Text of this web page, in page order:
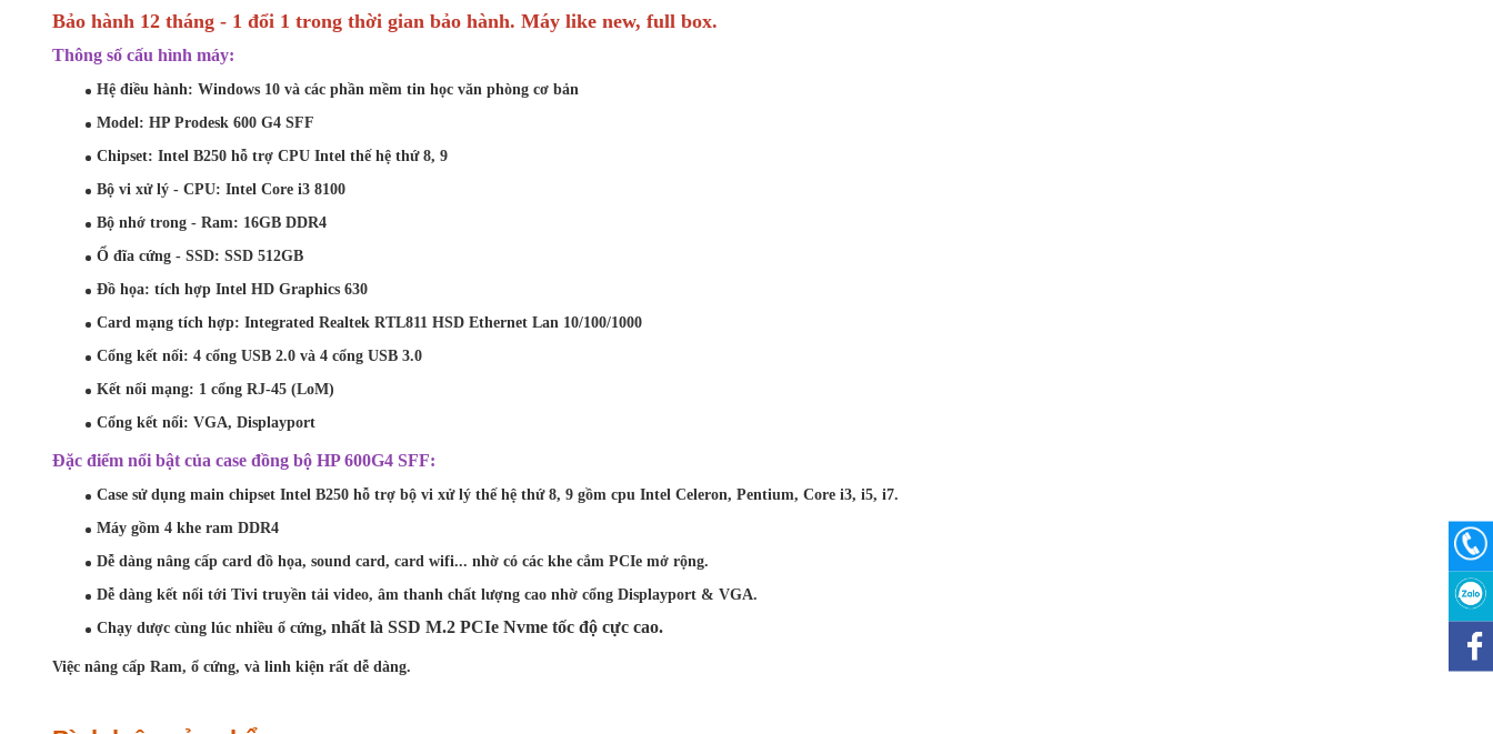
Bảo hành 12 tháng - 1 đổi 1 trong thời gian bảo hành. Máy like new, full box.
Thông số cấu hình máy:
Hệ điều hành: Windows 10 và các phần mềm tin học văn phòng cơ bản
Model: HP Prodesk 600 G4 SFF
Chipset: Intel B250 hỗ trợ CPU Intel thế hệ thứ 8, 9
Bộ vi xử lý - CPU: Intel Core i3 8100
Bộ nhớ trong - Ram: 16GB DDR4
Ổ đĩa cứng - SSD: SSD 512GB
Đồ họa: tích hợp Intel HD Graphics 630
Card mạng tích hợp: Integrated Realtek RTL811 HSD Ethernet Lan 10/100/1000
Cổng kết nối: 4 cổng USB 2.0 và 4 cổng USB 3.0
Kết nối mạng: 1 cổng RJ-45 (LoM)
Cổng kết nối: VGA, Displayport
Đặc điểm nổi bật của case đồng bộ HP 600G4 SFF:
Case sử dụng main chipset Intel B250 hỗ trợ bộ vi xử lý thế hệ thứ 8, 9 gồm cpu Intel Celeron, Pentium, Core i3, i5, i7.
Máy gồm 4 khe ram DDR4
Dễ dàng nâng cấp card đồ họa, sound card, card wifi... nhờ có các khe cắm PCIe mở rộng.
Dễ dàng kết nối tới Tivi truyền tải video, âm thanh chất lượng cao nhờ cổng Displayport & VGA.
Chạy dược cùng lúc nhiều ổ cứng, nhất là SSD M.2 PCIe Nvme tốc độ cực cao.
Việc nâng cấp Ram, ổ cứng, và linh kiện rất dễ dàng.